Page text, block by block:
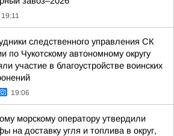
19:11
следственного управления СК
по Чукотскому автономному округу
участие в благоустройстве воинских
19:06
морскому оператору утвердили
на доставку угля и топлива в округ,